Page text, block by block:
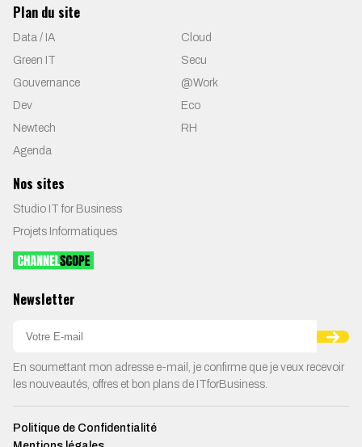
Plan du site
Data / IA
Cloud
Green IT
Secu
Gouvernance
@Work
Dev
Eco
Newtech
RH
Agenda
Nos sites
Studio IT for Business
Projets Informatiques
Newsletter
En soumettant mon adresse e-mail, je confirme que je veux recevoir
les nouveautés, offres et bon plans de ITforBusiness.
Politique de Confidentialité